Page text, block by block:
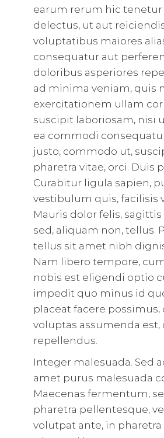
earum rerum hic tenetur
delectus, ut aut
voluptatibus maiores
consequatur aut
doloribus asperiores
ad minima veniam, quis
exercitationem ullam
suscipit laboriosam, nisi
ea commodi
justo, commodo ut,
pharetra vitae, orci. Duis
Curabitur ligula sapien,
vestibulum quis, facilisis
Mauris dolor felis,
sed, aliquam non, tellus.
tellus sit amet nibh
Nam libero tempore,
nobis est eligendi optio
impedit quo minus id
placeat facere possimus,
voluptas assumenda
repellendus.
Integer malesuada. Sed
amet purus malesuada
Maecenas fermentum,
pharetra pellentesque,
volutpat ante, in